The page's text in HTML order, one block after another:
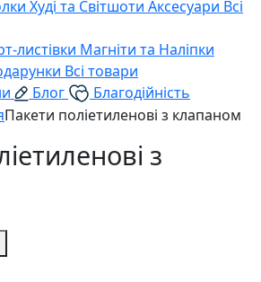
Худі та Світшоти Аксесуари Всі
листівки Магніти та Наліпки
Всі товари
Блог
Благодійність
Пакети поліетиленові з клапаном
з